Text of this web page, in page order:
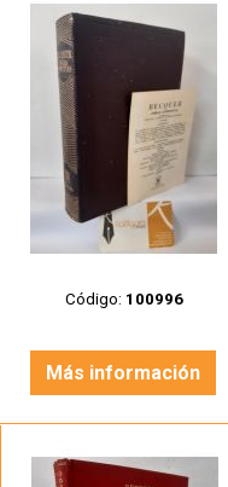
Código: 100996
Más información